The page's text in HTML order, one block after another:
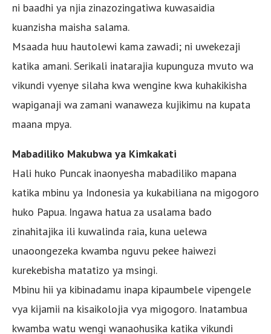
ni baadhi ya njia zinazozingatiwa kuwasaidia
kuanzisha maisha salama.
Msaada huu hautolewi kama zawadi; ni uwekezaji
katika amani. Serikali inatarajia kupunguza mvuto wa
vikundi vyenye silaha kwa wengine kwa kuhakikisha
wapiganaji wa zamani wanaweza kujikimu na kupata
maana mpya.
Mabadiliko Makubwa ya Kimkakati
Hali huko Puncak inaonyesha mabadiliko mapana
katika mbinu ya Indonesia ya kukabiliana na migogoro
huko Papua. Ingawa hatua za usalama bado
zinahitajika ili kuwalinda raia, kuna uelewa
unaoongezeka kwamba nguvu pekee haiwezi
kurekebisha matatizo ya msingi.
Mbinu hii ya kibinadamu inapa kipaumbele vipengele
vya kijamii na kisaikolojia vya migogoro. Inatambua
kwamba watu wengi wanaohusika katika vikundi